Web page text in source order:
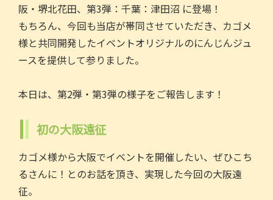
阪・堺北花田、第3弾：千葉：津田沼 に登場！
もちろん、今回も当店が帯同させていただき、カゴメ
様と共同開発したイベントオリジナルのにんじんジュ
ースを提供して参りました。
本日は、第2弾・第3弾の様子をご報告します！
初の大阪遠征
カゴメ様から大阪でイベントを開催したい、ぜひこち
るさんに！とのお話を頂き、実現した今回の大阪遠
征。